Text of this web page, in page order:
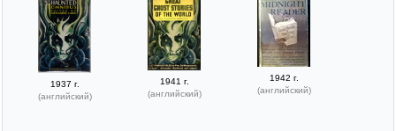
1937 г.
(английский)
1941 г.
(английский)
1942 г.
(английский)